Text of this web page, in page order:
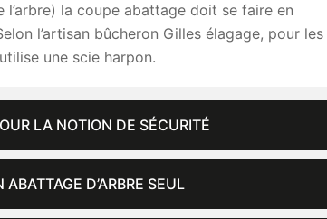
la coupe abattage doit se faire en
l’artisan bûcheron Gilles élagage, pour les
une scie harpon.
LA NOTION DE SÉCURITÉ
D’ARBRE SEUL